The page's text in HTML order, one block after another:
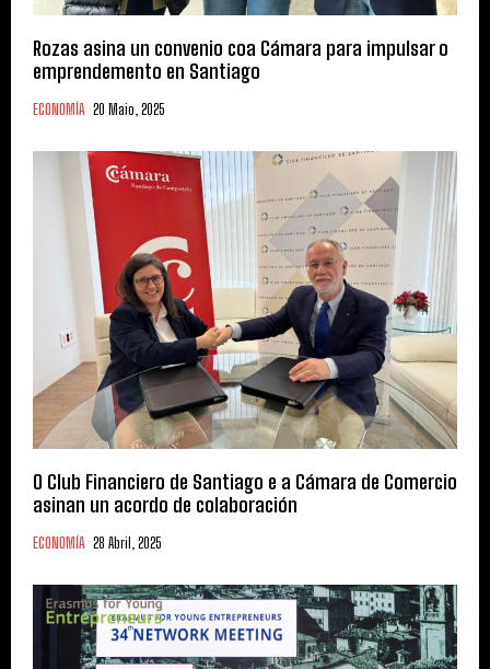
Rozas asina un convenio coa Cámara para impulsar o
emprendemento en Santiago
ECONOMÍA 20 Maio, 2025
O Club Financiero de Santiago e a Cámara de Comercio
asinan un acordo de colaboración
ECONOMÍA 28 Abril, 2025